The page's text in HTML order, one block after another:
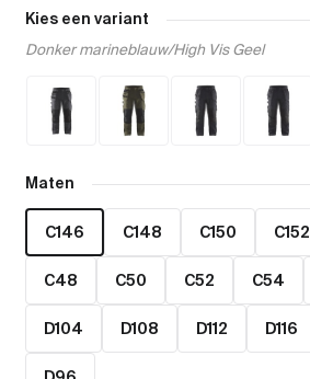
Kies een variant
Donker marineblauw/High Vis Geel
Maten
C146 C148 C150 C152
C48 C50 C52 C54
D104 D108 D112 D116